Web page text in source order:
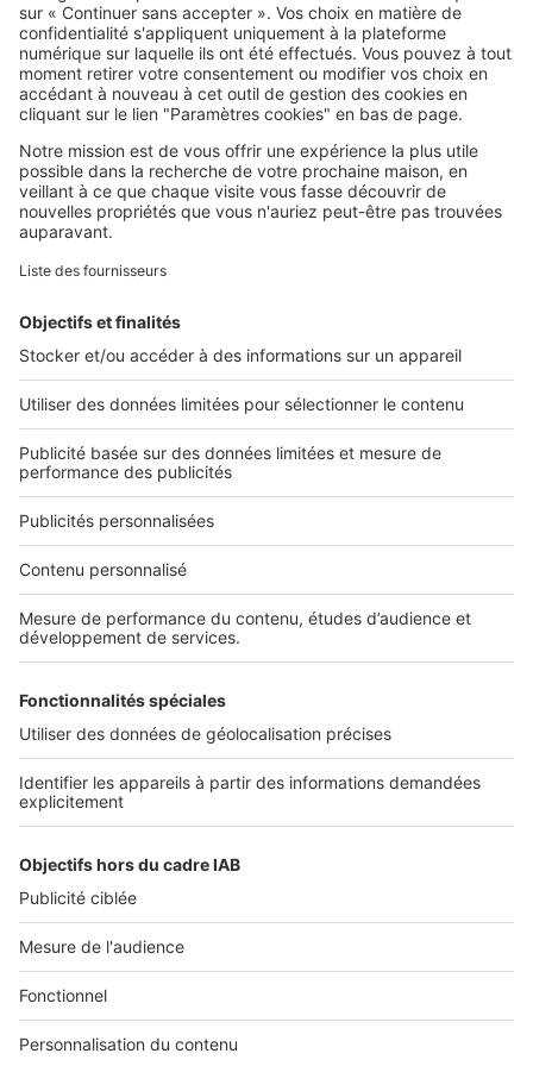
SeLoger c'est aussi
Retrouvez-nous sur ...
L'ENTREPRISE
Qui sommes-nous ?
Nous contacter
Nous recrutons
NOS APPLICATIONS
Découvrez nos applications
Tous nos services pro
Accès client
Mes annonces sur SeLoger
À DÉCOUVRIR
Tout l'immobilier
Toutes les villes
Tous les départements
Toutes les régions
SeLoger © 1992 - 2023